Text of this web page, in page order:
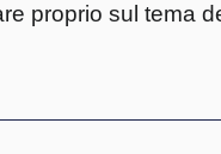
proprio sul tema